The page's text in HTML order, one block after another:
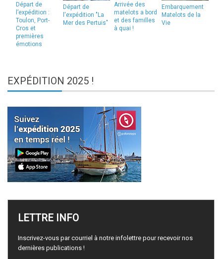
Départ de
l’expédition :
Toulon, Port-
Cros et
premières
émotions
Départ de
l'expédition "La
Mer des Pertuis"
Arrivée des
matelots a bord
et des familles
à quai !
Embarquement
Matelots de la
Vie
EXPÉDITION 2025 !
LETTRE INFO
Inscrivez-vous par courriel à notre infolettre pour recevoir nos
dernières publications !